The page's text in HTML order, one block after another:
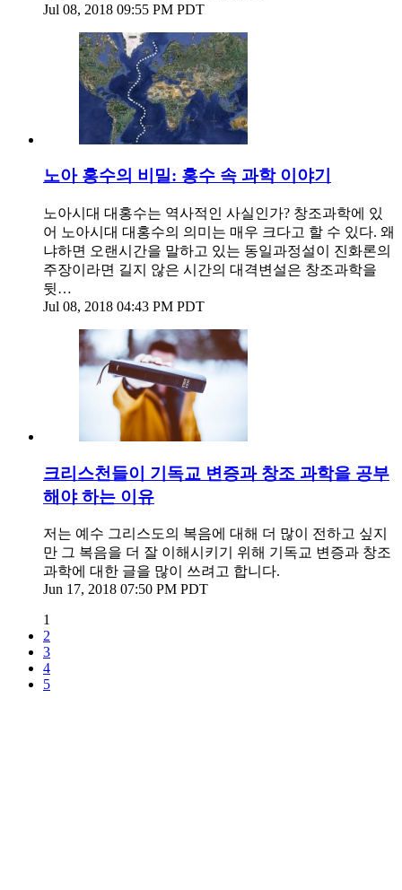
Jul 08, 2018 09:55 PM PDT
노아 홍수의 비밀: 홍수 속 과학 이야기
노아시대 대홍수는 역사적인 사실인가? 창조과학에 있
어 노아시대 대홍수의 의미는 매우 크다고 할 수 있다. 왜
냐하면 오랜시간을 말하고 있는 동일과정설이 진화론의
주장이라면 길지 않은 시간의 대격변설은 창조과학을
뒷…
Jul 08, 2018 04:43 PM PDT
크리스천들이 기독교 변증과 창조 과학을 공부
해야 하는 이유
저는 예수 그리스도의 복음에 대해 더 많이 전하고 싶지
만 그 복음을 더 잘 이해시키기 위해 기독교 변증과 창조
과학에 대한 글을 많이 쓰려고 합니다.
Jun 17, 2018 07:50 PM PDT
1
2
3
4
5